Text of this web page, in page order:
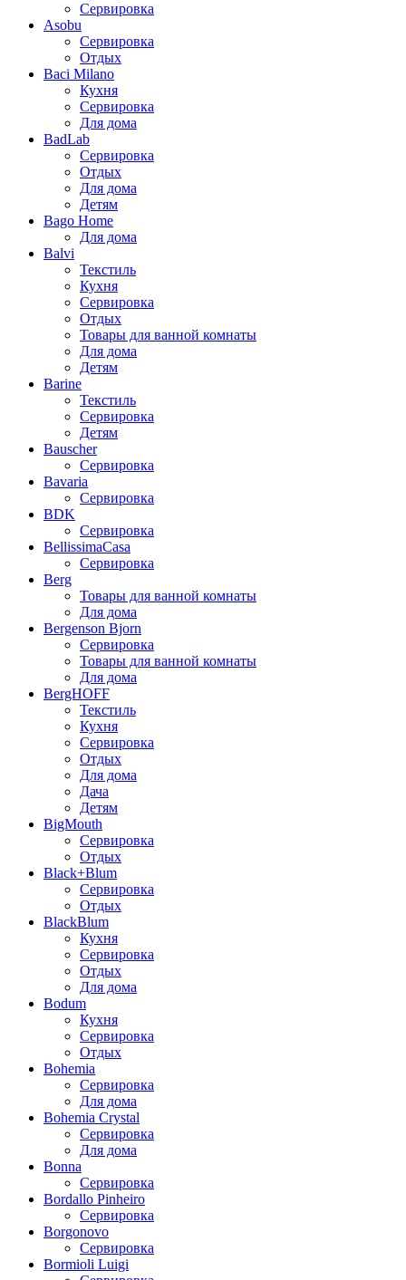
Сервировка
Asobu
Сервировка
Отдых
Baci Milano
Кухня
Сервировка
Для дома
BadLab
Сервировка
Отдых
Для дома
Детям
Bago Home
Для дома
Balvi
Текстиль
Кухня
Сервировка
Отдых
Товары для ванной комнаты
Для дома
Детям
Barine
Текстиль
Сервировка
Детям
Bauscher
Сервировка
Bavaria
Сервировка
BDK
Сервировка
BellissimaCasa
Сервировка
Berg
Товары для ванной комнаты
Для дома
Bergenson Bjorn
Сервировка
Товары для ванной комнаты
Для дома
BergHOFF
Текстиль
Кухня
Сервировка
Отдых
Для дома
Дача
Детям
BigMouth
Сервировка
Отдых
Black+Blum
Сервировка
Отдых
BlackBlum
Кухня
Сервировка
Отдых
Для дома
Bodum
Кухня
Сервировка
Отдых
Bohemia
Сервировка
Для дома
Bohemia Crystal
Сервировка
Для дома
Bonna
Сервировка
Bordallo Pinheiro
Сервировка
Borgonovo
Сервировка
Bormioli Luigi